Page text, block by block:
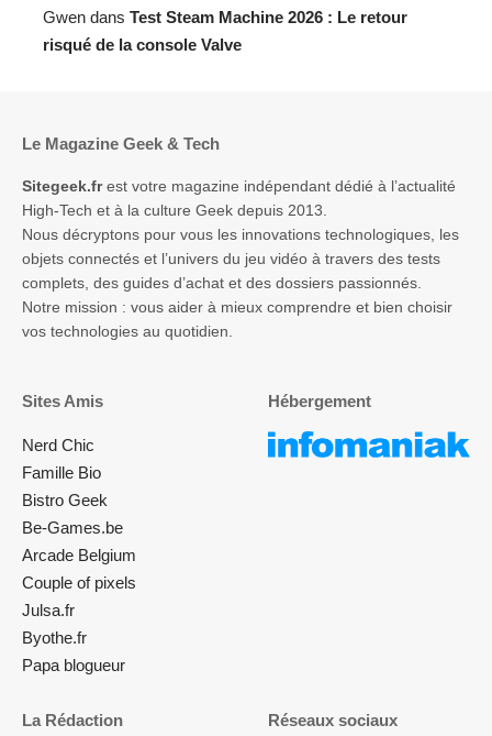
Gwen dans Test Steam Machine 2026 : Le retour
risqué de la console Valve
Le Magazine Geek & Tech
Sitegeek.frest votre magazine indépendant dédié à l’actualité
High-Tech et à la culture Geek depuis 2013.
Nous décryptons pour vous les innovations technologiques, les
objets connectés et l’univers du jeu vidéo à travers des tests
complets, des guides d’achat et des dossiers passionnés.
Notre mission : vous aider à mieux comprendre et bien choisir
vos technologies au quotidien.
Sites Amis
Nerd Chic
Famille Bio
Bistro Geek
Be-Games.be
Arcade Belgium
Couple of pixels
Julsa.fr
Byothe.fr
Papa blogueur
Hébergement
La Rédaction Réseaux sociaux